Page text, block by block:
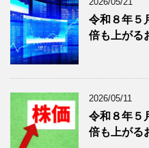
事
を
表
示
グ
記
事
を
表
示
令和８年
倍も上がる
2026/05/11
令和８年
倍も上がる